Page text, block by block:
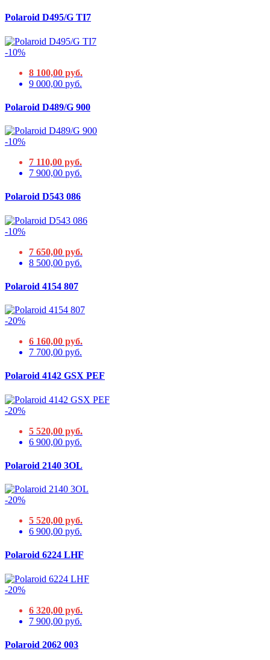
Polaroid D495/G TI7
-10%
8 100,00 руб.
9 000,00 руб.
Polaroid D489/G 900
-10%
7 110,00 руб.
7 900,00 руб.
Polaroid D543 086
-10%
7 650,00 руб.
8 500,00 руб.
Polaroid 4154 807
-20%
6 160,00 руб.
7 700,00 руб.
Polaroid 4142 GSX PEF
-20%
5 520,00 руб.
6 900,00 руб.
Polaroid 2140 3OL
-20%
5 520,00 руб.
6 900,00 руб.
Polaroid 6224 LHF
-20%
6 320,00 руб.
7 900,00 руб.
Polaroid 2062 003